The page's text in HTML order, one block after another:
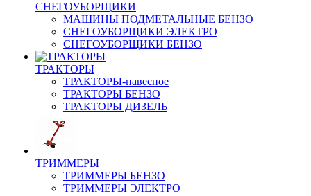
СНЕГОУБОРЩИКИ
МАШИНЫ ПОДМЕТАЛЬНЫЕ БЕНЗО
СНЕГОУБОРЩИКИ ЭЛЕКТРО
СНЕГОУБОРЩИКИ БЕНЗО
ТРАКТОРЫ
ТРАКТОРЫ-навесное
ТРАКТОРЫ БЕНЗО
ТРАКТОРЫ ДИЗЕЛЬ
ТРИММЕРЫ
ТРИММЕРЫ БЕНЗО
ТРИММЕРЫ ЭЛЕКТРО